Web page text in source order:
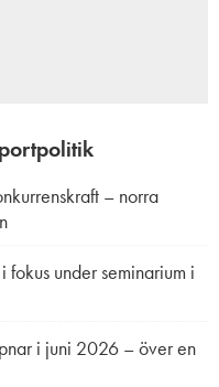
– norra
fokus under seminarium i
i juni 2026 – över en